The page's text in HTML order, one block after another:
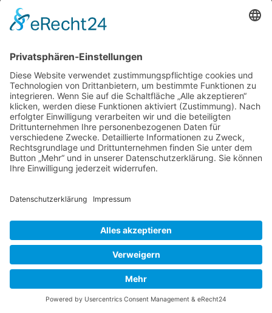
Thema im Auto eingefallen liebe
Ich wünsche Dir eine gute Zeit.
Wurzerl
Antworten
Steffi sagt:
8. Oktober 2020 um 10:11 Uhr
Liebe Renate,
wundervollen Geschichten auf
schreibst.
Dankeschön für den tollen Zeitvertreib.
Ganz liebe Grüße von Steffi aus Brielow
PS.: ich freu mich auf viele Weitere!